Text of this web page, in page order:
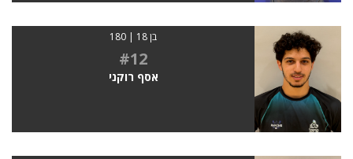
בן 18 | 180
#12
אסף רוקני